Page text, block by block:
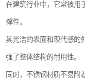
在建筑行业中，它常被用
撑件。
其光洁的表面和现代感的
强了整体结构的耐用性。
同时，不锈钢材质不易附